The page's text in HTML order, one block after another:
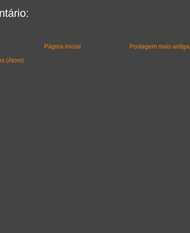
Postagem mais antiga
Página inicial
(Atom)